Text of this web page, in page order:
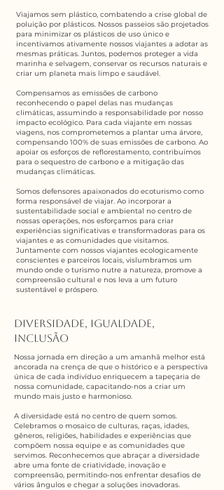
Viajamos sem plástico, combatendo a crise global de
poluição por plásticos. Nossos passeios são projetados
para minimizar os plásticos de uso único e
incentivamos ativamente nossos viajantes a adotar as
mesmas práticas. Juntos, podemos proteger a vida
marinha e selvagem, conservar os recursos naturais e
criar um planeta mais limpo e saudável.​
Compensamos as emissões de carbono
reconhecendo o papel delas nas mudanças
climáticas, assumindo a responsabilidade por nosso
impacto ecológico. Para cada viajante em nossas
viagens, nos comprometemos a plantar uma árvore,
compensando 100% de suas emissões de carbono. Ao
apoiar os esforços de reflorestamento, contribuímos
para o sequestro de carbono e a mitigação das
mudanças climáticas.​
Somos defensores apaixonados do ecoturismo como
forma responsável de viajar. Ao incorporar a
sustentabilidade social e ambiental no centro de
nossas operações, nos esforçamos para criar
experiências significativas e transformadoras para os
viajantes e as comunidades que visitamos.
Juntamente com nossos viajantes ecologicamente
conscientes e parceiros locais, vislumbramos um
mundo onde o turismo nutre a natureza, promove a
compreensão cultural e nos leva a um futuro
sustentável e próspero.
Diversidade, Igualdade,
Inclusão
Nossa jornada em direção a um amanhã melhor está
ancorada na crença de que o histórico e a perspectiva
única de cada indivíduo enriquecem a tapeçaria de
nossa comunidade, capacitando-nos a criar um
mundo mais justo e harmonioso.​
A diversidade está no centro de quem somos.
Celebramos o mosaico de culturas, raças, idades,
gêneros, religiões, habilidades e experiências que
compõem nossa equipe e as comunidades que
servimos. Reconhecemos que abraçar a diversidade
abre uma fonte de criatividade, inovação e
compreensão, permitindo-nos enfrentar desafios de
vários ângulos e chegar a soluções inovadoras.​